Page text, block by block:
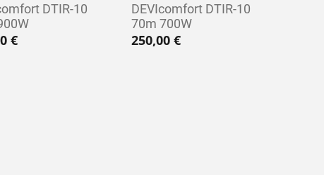
DTIR-10
€
DEVIcomfort DTIR-10
70m 700W
250,00€